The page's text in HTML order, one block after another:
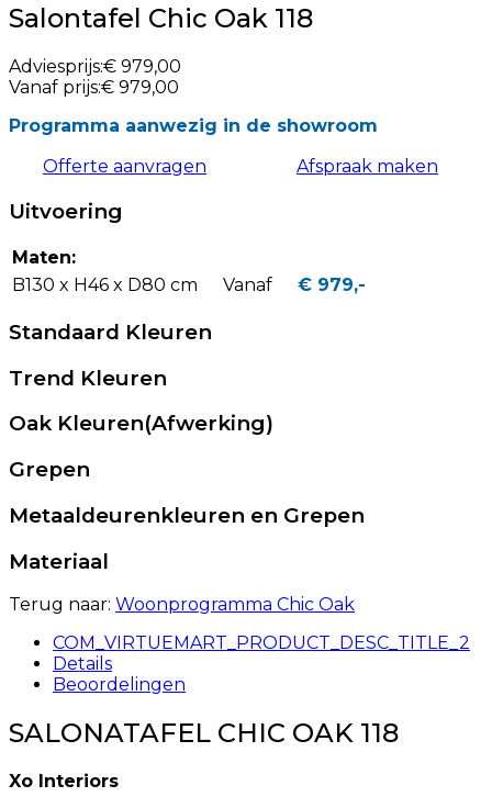
Salontafel Chic Oak 118
Adviesprijs:€ 979,00
Vanaf prijs:€ 979,00
Programma aanwezig in de showroom
Offerte aanvragen
Afspraak maken
Uitvoering
Maten:
B130 x H46 x D80 cm
Vanaf € 979,-
Standaard Kleuren
Trend Kleuren
Oak Kleuren(Afwerking)
Grepen
Metaaldeurenkleuren en Grepen
Materiaal
Terug naar: Woonprogramma Chic Oak
COM_VIRTUEMART_PRODUCT_DESC_TITLE_2
Details
Beoordelingen
SALONATAFEL CHIC OAK 118
Xo Interiors